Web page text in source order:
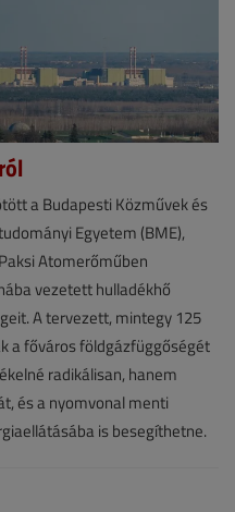
a Budapesti Közművek és
Egyetem (BME),
Atomerőműben
vezetett hulladékhő
A tervezett, mintegy 125
a főváros földgázfüggőségét
radikálisan, hanem
és a nyomvonal menti
is besegíthetne.